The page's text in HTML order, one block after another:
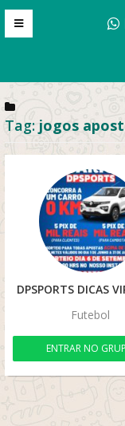
Tag: jogos
Futebol
ENTRAR NO